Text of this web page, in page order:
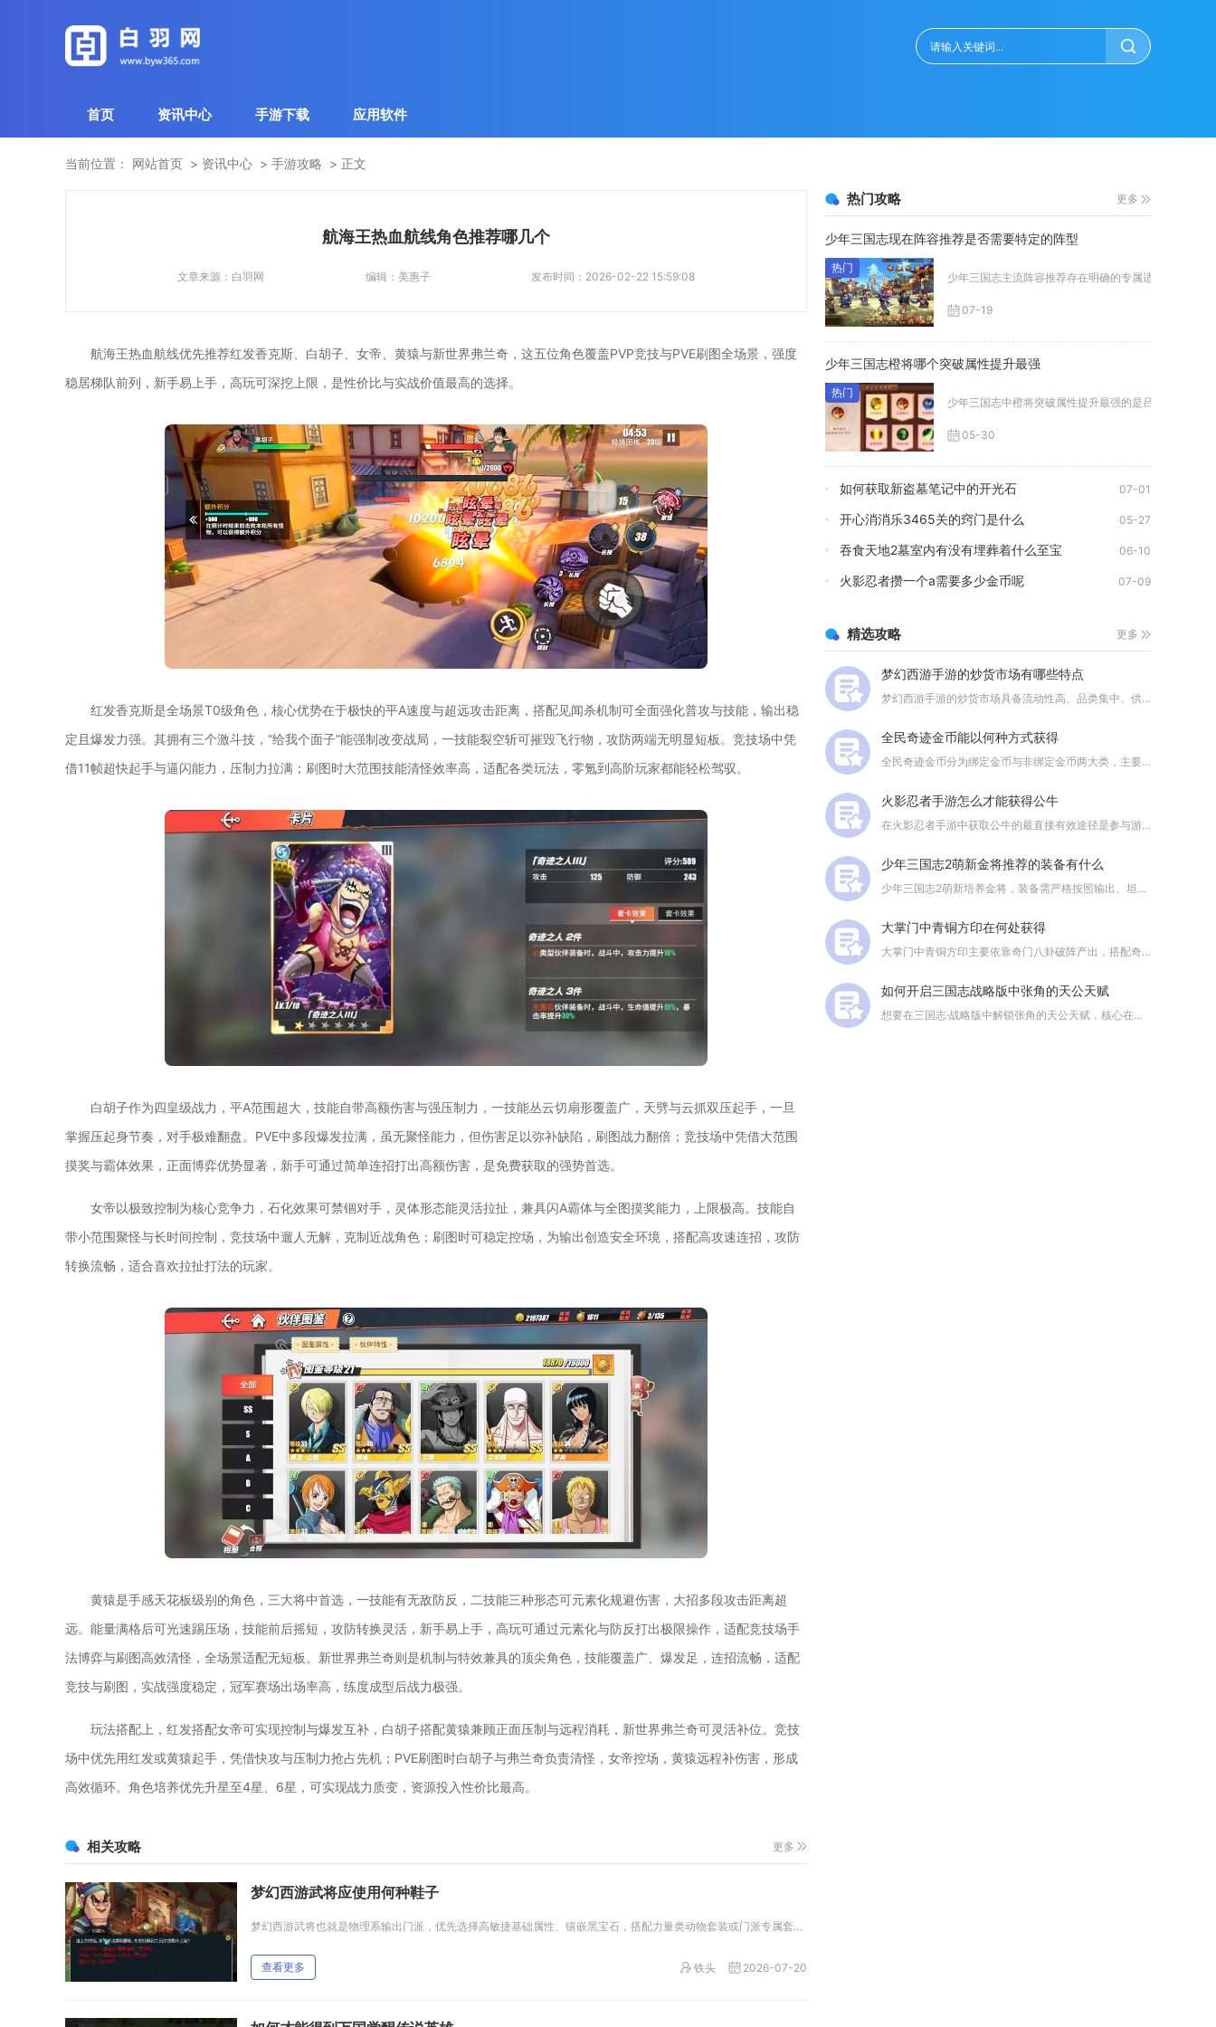
首页 资讯中心 手游下载 应用软件
当前位置： 网站首页 资讯中心 手游攻略 正文
航海王热血航线角色推荐哪几个
文章来源： 白羽网 编辑： 美惠子 发布时间： 2026-02-22 15:59:08
航海王热血航线优先推荐红发香克斯、白胡子、女帝、黄猿与新世界弗兰奇，这五位角色覆盖PVP竞技与PVE刷图全场景，强度
稳居梯队前列，新手易上手，高玩可深挖上限，是性价比与实战价值最高的选择。
红发香克斯是全场景T0级角色，核心优势在于极快的平A速度与超远攻击距离，搭配见闻杀机制可全面强化普攻与技能，输出稳
定且爆发力强。其拥有三个激斗技，“给我个面子”能强制改变战局，一技能裂空斩可摧毁飞行物，攻防两端无明显短板。竞技场中凭
借11帧超快起手与逼闪能力，压制力拉满；刷图时大范围技能清怪效率高，适配各类玩法，零氪到高阶玩家都能轻松驾驭。
白胡子作为四皇级战力，平A范围超大，技能自带高额伤害与强压制力，一技能丛云切扇形覆盖广，天劈与云抓双压起手，一旦
掌握压起身节奏，对手极难翻盘。PVE中多段爆发拉满，虽无聚怪能力，但伤害足以弥补缺陷，刷图战力翻倍；竞技场中凭借大范围
摸奖与霸体效果，正面博弈优势显著，新手可通过简单连招打出高额伤害，是免费获取的强势首选。
女帝以极致控制为核心竞争力，石化效果可禁锢对手，灵体形态能灵活拉扯，兼具闪A霸体与全图摸奖能力，上限极高。技能自
带小范围聚怪与长时间控制，竞技场中遛人无解，克制近战角色；刷图时可稳定控场，为输出创造安全环境，搭配高攻速连招，攻防
转换流畅，适合喜欢拉扯打法的玩家。
黄猿是手感天花板级别的角色，三大将中首选，一技能有无敌防反，二技能三种形态可元素化规避伤害，大招多段攻击距离超
远。能量满格后可光速踢压场，技能前后摇短，攻防转换灵活，新手易上手，高玩可通过元素化与防反打出极限操作，适配竞技场手
法博弈与刷图高效清怪，全场景适配无短板。新世界弗兰奇则是机制与特效兼具的顶尖角色，技能覆盖广、爆发足，连招流畅，适配
竞技与刷图，实战强度稳定，冠军赛场出场率高，练度成型后战力极强。
玩法搭配上，红发搭配女帝可实现控制与爆发互补，白胡子搭配黄猿兼顾正面压制与远程消耗，新世界弗兰奇可灵活补位。竞技
场中优先用红发或黄猿起手，凭借快攻与压制力抢占先机；PVE刷图时白胡子与弗兰奇负责清怪，女帝控场，黄猿远程补伤害，形成
高效循环。角色培养优先升星至4星、6星，可实现战力质变，资源投入性价比最高。
相关攻略 更多
梦幻西游武将应使用何种鞋子
梦幻西游武将也就是物理系输出门派，优先选择高敏捷基础属性、镶嵌黑宝石，搭配力量类动物套装或门派专属套装，再根据日常任务与...
查看更多 铁头 2026-07-20
热门攻略 更多
少年三国志现在阵容推荐是否需要特定的阵型
少年三国志主流阵容推荐存在明确的专属适配阵型，成
07-19
少年三国志橙将哪个突破属性提升最强
少年三国志中橙将突破属性提升最强的是吕布，其突破
05-30
如何获取新盗墓笔记中的开光石 07-01
开心消消乐3465关的窍门是什么 05-27
吞食天地2墓室内有没有埋葬着什么至宝 06-10
火影忍者攒一个a需要多少金币呢 07-09
精选攻略 更多
梦幻西游手游的炒货市场有哪些特点
梦幻西游手游的炒货市场具备流动性高、品类集中、供需波动快及信...
全民奇迹金币能以何种方式获得
全民奇迹金币分为绑定金币与非绑定金币两大类，主要通过日常副本...
火影忍者手游怎么才能获得公牛
在火影忍者手游中获取公牛的最直接有效途径是参与游戏内限时活动...
少年三国志2萌新金将推荐的装备有什么
少年三国志2萌新培养金将，装备需严格按照输出、坦克、辅助三类...
大掌门中青铜方印在何处获得
大掌门中青铜方印主要依靠奇门八卦破阵产出，搭配奇遇寻宝、限时...
如何开启三国志战略版中张角的天公天赋
想要在三国志·战略版中解锁张角的天公天赋，核心在于完成对应阵...